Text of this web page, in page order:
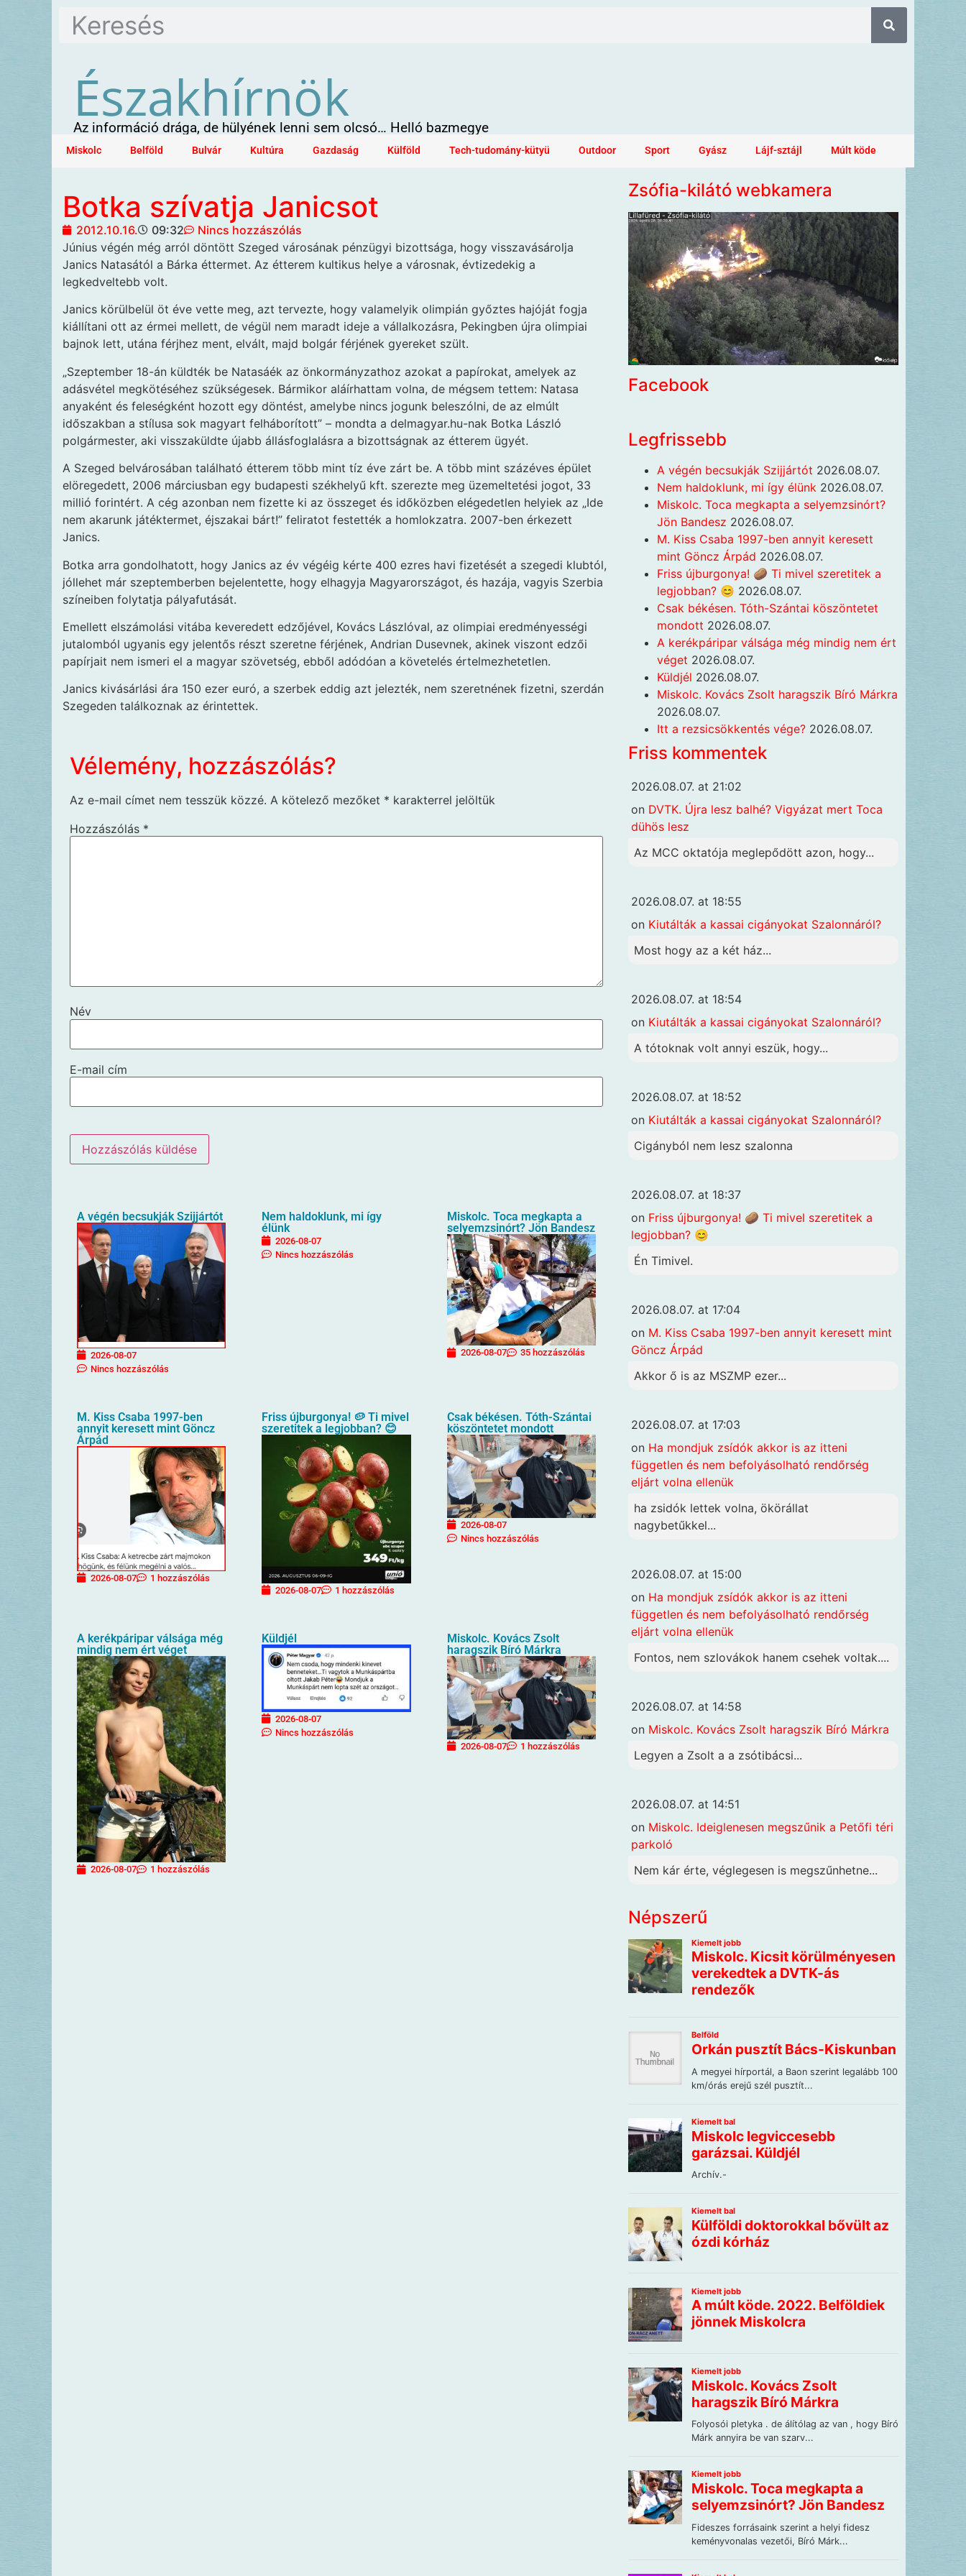
Északhírnök
Az információ drága, de hülyének lenni sem olcsó… Helló bazmegye
Miskolc Belföld Bulvár Kultúra Gazdaság Külföld Tech-tudomány-kütyü Outdoor Sport Gyász Lájf-sztájl Múlt köde
Botka szívatja Janicsot
2012.10.16. 09:32
Nincs hozzászólás
Június végén még arról döntött Szeged városának pénzügyi bizottsága, hogy visszavásárolja
Janics Natasától a Bárka éttermet. Az étterem kultikus helye a városnak, évtizedekig a
legkedveltebb volt.
Janics körülbelül öt éve vette meg, azt tervezte, hogy valamelyik olimpián győztes hajóját fogja
kiállítani ott az érmei mellett, de végül nem maradt ideje a vállalkozásra, Pekingben újra olimpiai
bajnok lett, utána férjhez ment, elvált, majd bolgár férjének gyereket szült.
„Szeptember 18-án küldték be Natasáék az önkormányzathoz azokat a papírokat, amelyek az
adásvétel megkötéséhez szükségesek. Bármikor aláírhattam volna, de mégsem tettem: Natasa
anyaként és feleségként hozott egy döntést, amelybe nincs jogunk beleszólni, de az elmúlt
időszakban a stílusa sok magyart felháborított” – mondta a delmagyar.hu-nak Botka László
polgármester, aki visszaküldte újabb állásfoglalásra a bizottságnak az étterem ügyét.
A Szeged belvárosában található étterem több mint tíz éve zárt be. A több mint százéves épület
elöregedett, 2006 márciusban egy budapesti székhelyű kft. szerezte meg üzemeltetési jogot, 33
millió forintért. A cég azonban nem fizette ki az összeget és időközben elégedetlen helyiek az „Ide
nem akarunk játéktermet, éjszakai bárt!” feliratot festették a homlokzatra. 2007-ben érkezett
Janics.
Botka arra gondolhatott, hogy Janics az év végéig kérte 400 ezres havi fizetését a szegedi klubtól,
jóllehet már szeptemberben bejelentette, hogy elhagyja Magyarországot, és hazája, vagyis Szerbia
színeiben folytatja pályafutását.
Emellett elszámolási vitába keveredett edzőjével, Kovács Lászlóval, az olimpiai eredményességi
jutalomból ugyanis egy jelentős részt szeretne férjének, Andrian Dusevnek, akinek viszont edzői
papírjait nem ismeri el a magyar szövetség, ebből adódóan a követelés értelmezhetetlen.
Janics kivásárlási ára 150 ezer euró, a szerbek eddig azt jelezték, nem szeretnének fizetni, szerdán
Szegeden találkoznak az érintettek.
Vélemény, hozzászólás?
Az e-mail címet nem tesszük közzé. A kötelező mezőket * karakterrel jelöltük
Hozzászólás *
Név
E-mail cím
A végén becsukják Szijjártót
2026-08-07
Nincs hozzászólás
Nem haldoklunk, mi így
élünk
2026-08-07
Nincs hozzászólás
Miskolc. Toca megkapta a
selyemzsinórt? Jön Bandesz
2026-08-07 35 hozzászólás
M. Kiss Csaba 1997-ben
annyit keresett mint Göncz
Árpád
2026-08-07 1 hozzászólás
Friss újburgonya! 🥔 Ti mivel
szeretitek a legjobban? 😊
2026-08-07 1 hozzászólás
Csak békésen. Tóth-Szántai
köszöntetet mondott
2026-08-07
Nincs hozzászólás
A kerékpáripar válsága még
mindig nem ért véget
2026-08-07 1 hozzászólás
Küldjél
2026-08-07
Nincs hozzászólás
Miskolc. Kovács Zsolt
haragszik Bíró Márkra
2026-08-07 1 hozzászólás
Zsófia-kilátó webkamera
Facebook
Legfrissebb
A végén becsukják Szijjártót 2026.08.07.
Nem haldoklunk, mi így élünk 2026.08.07.
Miskolc. Toca megkapta a selyemzsinórt?
Jön Bandesz 2026.08.07.
M. Kiss Csaba 1997-ben annyit keresett
mint Göncz Árpád 2026.08.07.
Friss újburgonya! 🥔 Ti mivel szeretitek a
legjobban? 😊 2026.08.07.
Csak békésen. Tóth-Szántai köszöntetet
mondott 2026.08.07.
A kerékpáripar válsága még mindig nem ért
véget 2026.08.07.
Küldjél 2026.08.07.
Miskolc. Kovács Zsolt haragszik Bíró Márkra
2026.08.07.
Itt a rezsicsökkentés vége? 2026.08.07.
Friss kommentek
2026.08.07. at 21:02
on DVTK. Újra lesz balhé? Vigyázat mert Toca
dühös lesz
Az MCC oktatója meglepődött azon, hogy...
2026.08.07. at 18:55
on Kiutálták a kassai cigányokat Szalonnáról?
Most hogy az a két ház...
2026.08.07. at 18:54
on Kiutálták a kassai cigányokat Szalonnáról?
A tótoknak volt annyi eszük, hogy...
2026.08.07. at 18:52
on Kiutálták a kassai cigányokat Szalonnáról?
Cigányból nem lesz szalonna
2026.08.07. at 18:37
on Friss újburgonya! 🥔 Ti mivel szeretitek a
legjobban? 😊
Én Timivel.
2026.08.07. at 17:04
on M. Kiss Csaba 1997-ben annyit keresett mint
Göncz Árpád
Akkor ő is az MSZMP ezer...
2026.08.07. at 17:03
on Ha mondjuk zsídók akkor is az itteni
független és nem befolyásolható rendőrség
eljárt volna ellenük
ha zsidók lettek volna, ökörállat
nagybetűkkel...
2026.08.07. at 15:00
on Ha mondjuk zsídók akkor is az itteni
független és nem befolyásolható rendőrség
eljárt volna ellenük
Fontos, nem szlovákok hanem csehek voltak....
2026.08.07. at 14:58
on Miskolc. Kovács Zsolt haragszik Bíró Márkra
Legyen a Zsolt a a zsótibácsi...
2026.08.07. at 14:51
on Miskolc. Ideiglenesen megszűnik a Petőfi téri
parkoló
Nem kár érte, véglegesen is megszűnhetne...
Népszerű